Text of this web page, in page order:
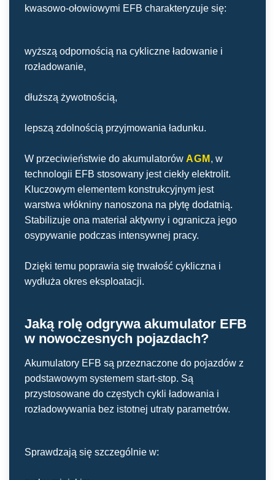
kwasowo-ołowiowymi EFB charakteryzuje się:
wyższą odpornością na cykliczne ładowanie i
rozładowanie,
dłuższą żywotnością,
lepszą zdolnością przyjmowania ładunku.
W przeciwieństwie do akumulatorów AGM , w
technologii EFB stosowany jest ciekły elektrolit.
Kluczowym elementem konstrukcyjnym jest
warstwa włókniny nanoszona na płytę dodatnią.
Stabilizuje ona materiał aktywny i ogranicza jego
osypywanie podczas intensywnej pracy.
Dzięki temu poprawia się trwałość cykliczna i
wydłuża okres eksploatacji.
Jaką rolę odgrywa akumulator EFB
w nowoczesnych pojazdach?
Akumulatory EFB są przeznaczone do pojazdów z
podstawowym systemem start-stop. Są
przystosowane do częstych cykli ładowania i
rozładowywania bez istotnej utraty parametrów.
Sprawdzają się szczególnie w: